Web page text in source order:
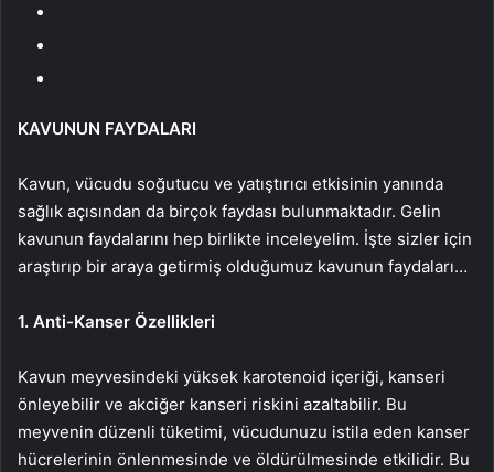
KAVUNUN FAYDALARI
Kavun, vücudu soğutucu ve yatıştırıcı etkisinin yanında
sağlık açısından da birçok faydası bulunmaktadır. Gelin
kavunun faydalarını hep birlikte inceleyelim. İşte sizler için
araştırıp bir araya getirmiş olduğumuz kavunun faydaları…
1. Anti-Kanser Özellikleri
Kavun meyvesindeki yüksek karotenoid içeriği, kanseri
önleyebilir ve akciğer kanseri riskini azaltabilir. Bu
meyvenin düzenli tüketimi, vücudunuzu istila eden kanser
hücrelerinin önlenmesinde ve öldürülmesinde etkilidir. Bu